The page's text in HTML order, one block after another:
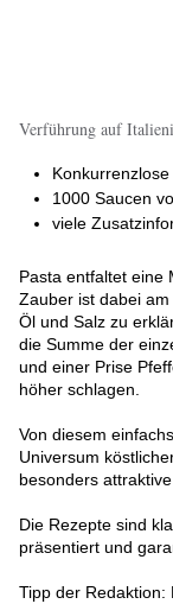
Verführung auf
1000 Saucen
viele
Pasta entfaltet eine
Zauber ist dabei
Öl und Salz zu
die Summe der
und einer Prise
höher schlagen.
Von diesem
Universum
besonders
Die Rezepte sind
präsentiert und
Tipp der Redaktion: